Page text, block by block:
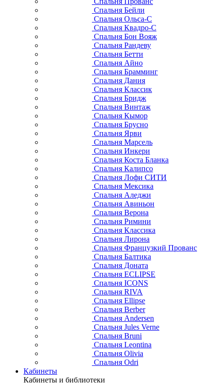
Спальня Бейли
Спальня Ольса-С
Спальня Квадро-С
Спальня Бон Вояж
Спальня Рандеву
Спальня Бетти
Спальня Айно
Спальня Брамминг
Спальня Дания
Спальня Классик
Спальня Бридж
Спальня Винтаж
Спальня Кымор
Спальня Брусно
Спальня Ярви
Спальня Марсель
Спальня Инкери
Спальня Коста Бланка
Спальня Калипсо
Спальня Лофи СИТИ
Спальня Мексика
Спальня Аледжи
Спальня Авиньон
Спальня Верона
Спальня Римини
Спальня Классика
Спальня Лирона
Спальня Французкий Прованс
Спальня Балтика
Спальня Доната
Спальня ECLIPSE
Спальня ICONS
Спальня RIVA
Спальня Ellipse
Спальня Berber
Спальня Andersen
Спальня Jules Verne
Спальня Bruni
Спальня Leontina
Спальня Olivia
Спальня Odri
Кабинеты
Кабинеты и библиотеки